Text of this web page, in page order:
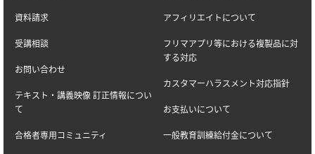
資料請求
受講相談
お問い合わせ
テキスト・講義映像 訂正情報につい
て
合格者専用コミュニティ
アフィリエイトについて
フリマアプリ等における複製品に対
する対応
カスタマーハラスメント対応指針
お支払いについて
一般教育訓練給付金について